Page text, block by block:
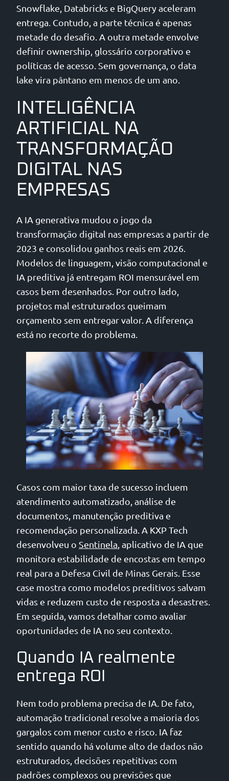
Snowflake, Databricks e BigQuery aceleram
entrega. Contudo, a parte técnica é apenas
metade do desafio. A outra metade envolve
definir ownership, glossário corporativo e
políticas de acesso. Sem governança, o data
lake vira pântano em menos de um ano.
INTELIGÊNCIA
ARTIFICIAL NA
TRANSFORMAÇÃO
DIGITAL NAS
EMPRESAS
A IA generativa mudou o jogo da
transformação digital nas empresas a partir de
2023 e consolidou ganhos reais em 2026.
Modelos de linguagem, visão computacional e
IA preditiva já entregam ROI mensurável em
casos bem desenhados. Por outro lado,
projetos mal estruturados queimam
orçamento sem entregar valor. A diferença
está no recorte do problema.
Casos com maior taxa de sucesso incluem
atendimento automatizado, análise de
documentos, manutenção preditiva e
recomendação personalizada. A KXP Tech
desenvolveu o Sentinela , aplicativo de IA que
monitora estabilidade de encostas em tempo
real para a Defesa Civil de Minas Gerais. Esse
case mostra como modelos preditivos salvam
vidas e reduzem custo de resposta a desastres.
Em seguida, vamos detalhar como avaliar
oportunidades de IA no seu contexto.
Quando IA realmente
entrega ROI
Nem todo problema precisa de IA. De fato,
automação tradicional resolve a maioria dos
gargalos com menor custo e risco. IA faz
sentido quando há volume alto de dados não
estruturados, decisões repetitivas com
padrões complexos ou previsões que